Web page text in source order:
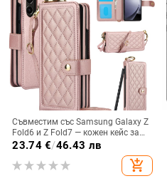
Съвместим със Samsung Galaxy Z
Fold6 и Z Fold7 — кожен кейс за
телефон с слот за стилус,
сгъваем дизайн, елегантен стил, с
каишка за китката, за дами
23.74€/46.43 лв
add_shopping_cart